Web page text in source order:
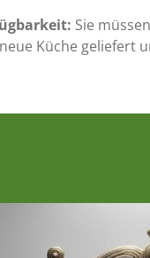
Sie
Küche geliefert